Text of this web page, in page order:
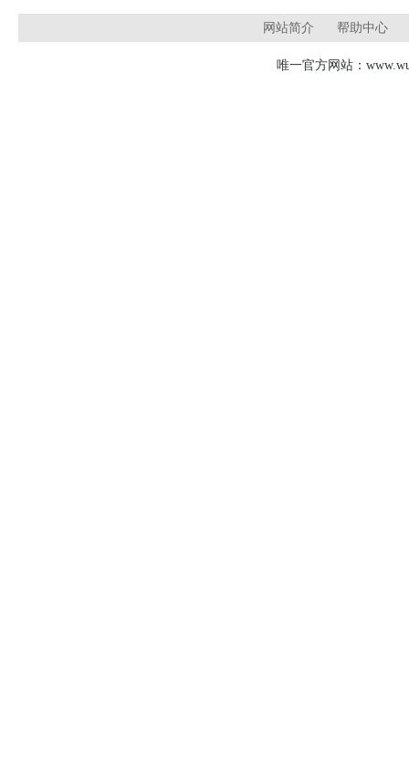
网站简介 帮助中心
唯一官方网站：